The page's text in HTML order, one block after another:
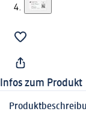
Infos zum Produkt